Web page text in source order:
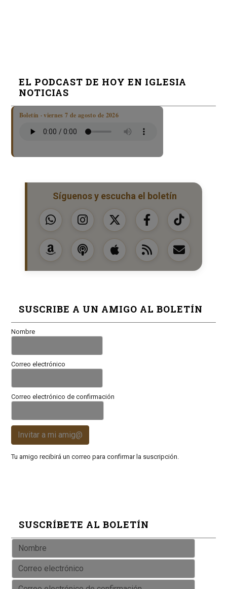
EL PODCAST DE HOY EN IGLESIA
NOTICIAS
Boletín · viernes 7 de agosto de 2026
Síguenos y escucha el boletín
SUSCRIBE A UN AMIGO AL BOLETÍN
Nombre
Correo electrónico
Correo electrónico de confirmación
Invitar a mi amig@
Tu amigo recibirá un correo para confirmar la suscripción.
SUSCRÍBETE AL BOLETÍN